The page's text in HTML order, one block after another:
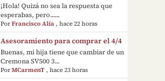
¡Hola! Quizá no sea la respuesta que
esperabas, pero......
PorFrancisco Alía ,hace 22 horas
Asesoramiento para comprar el 4/4
Buenas, mi hija tiene que cambiar de un
Cremona SV500 3...
PorMCarmenT ,hace 23 horas